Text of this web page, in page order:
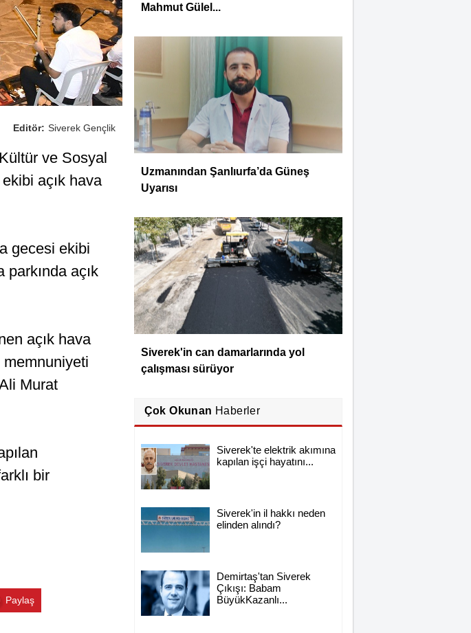
Editör: Siverek Gençlik
ve Sosyal
açık hava
gecesi ekibi
açık
açık hava
memnuniyeti
Murat
bir
Paylaş
Mahmut Gülel...
Uzmanından Şanlıurfa’da Güneş
Uyarısı
Siverek'in can damarlarında yol
çalışması sürüyor
Çok Okunan Haberler
Siverek'te elektrik akımına
kapılan işçi hayatını...
Siverek'in il hakkı neden
elinden alındı?
Demirtaş'tan Siverek
Çıkışı: Babam
BüyükKazanlı...